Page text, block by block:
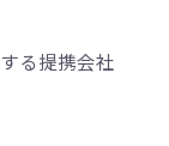
る提携会社